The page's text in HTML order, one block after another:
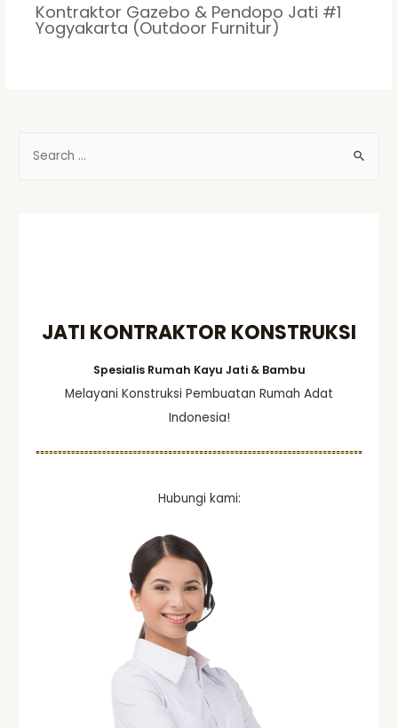
Kontraktor Gazebo & Pendopo Jati #1
Yogyakarta (Outdoor Furnitur)
JATI KONTRAKTOR KONSTRUKSI
Spesialis Rumah Kayu Jati & Bambu
Melayani Konstruksi Pembuatan Rumah Adat
Indonesia!
Hubungi kami: